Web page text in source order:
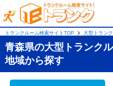
トランクルーム検索サイトTOP 大型トラン
青森県の大型トランク
地域から探す